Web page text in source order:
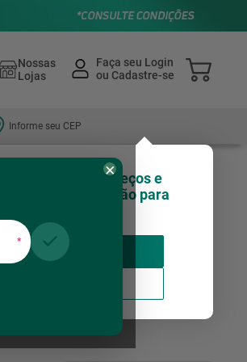
Nossas
Lojas
Informe seu CEP
que nossos preços e
variar de região para
Insira seu CEP
×
*